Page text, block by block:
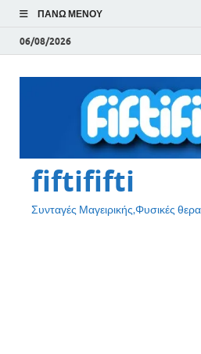
ΠΆΝΩ ΜΕΝΟΎ
06/08/2026
fiftififti
Συνταγές Μαγειρικής,Φυσικές